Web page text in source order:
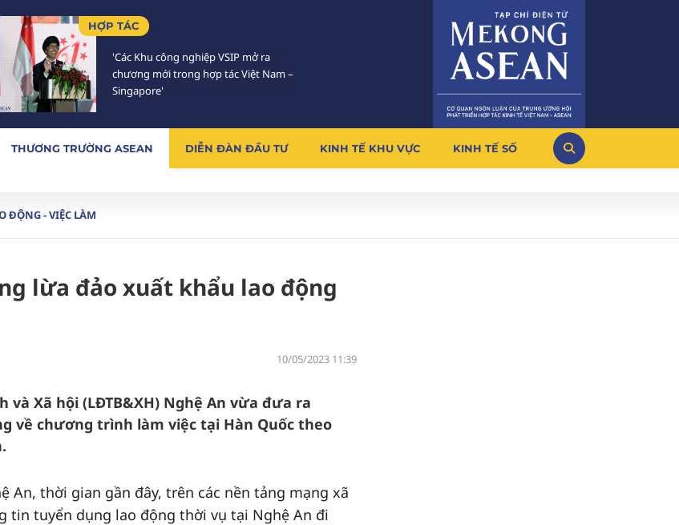
HỢP TÁC
'Các Khu công nghiệp VSIP mở ra
chương mới trong hợp tác Việt Nam –
Singapore'
THƯƠNG TRƯỜNG ASEAN DIỄN ĐÀN ĐẦU TƯ KINH TẾ KHU VỰC KINH TẾ SỐ
ĐỘNG - VIỆC LÀM
lừa đảo xuất khẩu lao động
10/05/2023 11:39
và Xã hội (LĐTB&XH) Nghệ An vừa đưa ra
về chương trình làm việc tại Hàn Quốc theo
An, thời gian gần đây, trên các nền tảng mạng xã
tin tuyển dụng lao động thời vụ tại Nghệ An đi